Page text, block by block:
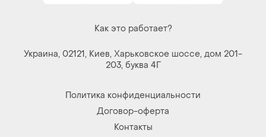
Как это работает?
Украина, 02121, Киев, Харьковское шоссе, дом 201-
203, буква 4Г
Политика конфиденциальности
Договор-оферта
Контакты